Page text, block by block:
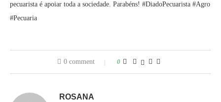
pecuarista é apoiar toda a sociedade. Parabéns! #DiadoPecuarista #Agro
#Pecuaria
0 comment 0
ROSANA